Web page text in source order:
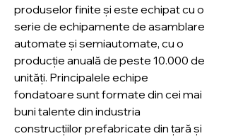
produselor finite și este echipat cu o
serie de echipamente de asamblare
automate și semiautomate, cu o
producție anuală de peste 10.000 de
unități. Principalele echipe
fondatoare sunt formate din cei mai
buni talente din industria
construcțiilor prefabricate din țară și